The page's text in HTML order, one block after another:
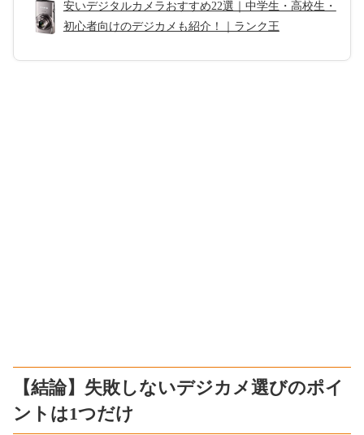
安いデジタルカメラおすすめ22選｜中学生・高校生・
初心者向けのデジカメも紹介！｜ランク王
【結論】失敗しないデジカメ選びのポイ
ントは1つだけ